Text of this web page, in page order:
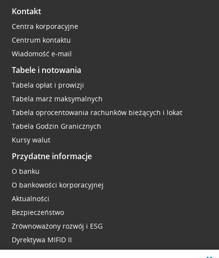
Kontakt
Centra korporacyjne
Centrum kontaktu
Wiadomość e-mail
Tabele i notowania
Tabela opłat i prowizji
Tabela marż maksymalnych
Tabela oprocentowania rachunków bieżących i lokat
Tabela Godzin Granicznych
Kursy walut
Przydatne informacje
O banku
O bankowości korporacyjnej
Aktualności
Bezpieczeństwo
Zrównoważony rozwój i ESG
Dyrektywa MIFID II